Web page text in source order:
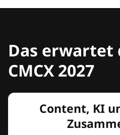
Das erwartet
CMCX 2027
Content, KI